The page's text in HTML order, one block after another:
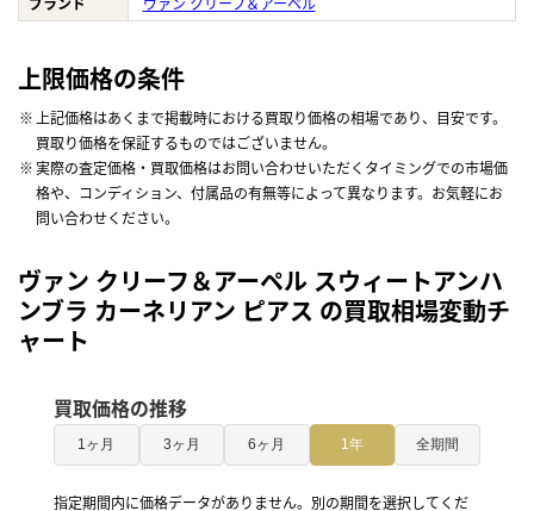
上限価格の条件
上記価格はあくまで掲載時における買取り価格の相場であり、目安です。
買取り価格を保証するものではございません。
実際の査定価格・買取価格はお問い合わせいただくタイミングでの市場価
格や、コンディション、付属品の有無等によって異なります。お気軽にお
問い合わせください。
ヴァン クリーフ＆アーペル スウィートアンハ
ンブラ カーネリアン ピアス の買取相場変動チ
ャート
買取価格の推移
1ヶ月 3ヶ月 6ヶ月 1年 全期間
指定期間内に価格データがありません。別の期間を選択してくだ